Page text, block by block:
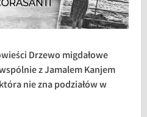
Drzewo migdałowe
z Jamalem Kanjem
nie zna podziałów w